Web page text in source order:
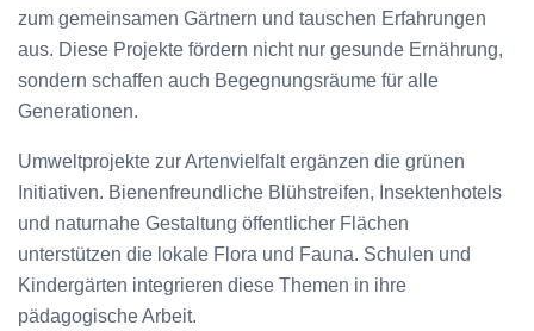
zum gemeinsamen Gärtnern und tauschen Erfahrungen
aus. Diese Projekte fördern nicht nur gesunde Ernährung,
sondern schaffen auch Begegnungsräume für alle
Generationen.
Umweltprojekte zur Artenvielfalt ergänzen die grünen
Initiativen. Bienenfreundliche Blühstreifen, Insektenhotels
und naturnahe Gestaltung öffentlicher Flächen
unterstützen die lokale Flora und Fauna. Schulen und
Kindergärten integrieren diese Themen in ihre
pädagogische Arbeit.